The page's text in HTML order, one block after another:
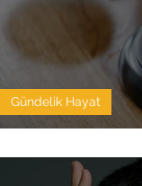
Gündelik Hayat